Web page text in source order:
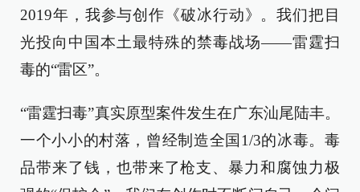
2019年，我参与创作《破冰行动》。我们把目
光投向中国本土最特殊的禁毒战场——雷霆扫
毒的“雷区”。
“雷霆扫毒”真实原型案件发生在广东汕尾陆丰。
一个小小的村落，曾经制造全国1/3的冰毒。毒
品带来了钱，也带来了枪支、暴力和腐蚀力极